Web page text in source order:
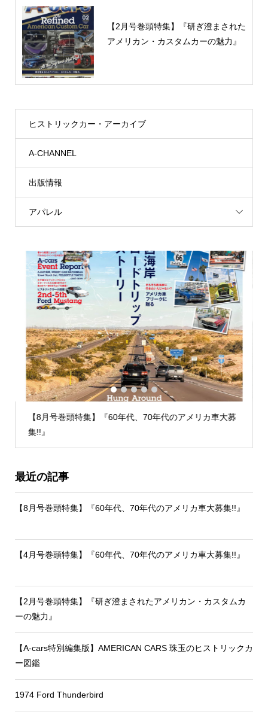
【2月号巻頭特集】『研ぎ澄まされた
アメリカン・カスタムカーの魅力』
ヒストリックカー・アーカイブ
A-CHANNEL
出版情報
アパレル
【4月号巻頭特集】『60年代、70年代のアメリカ車大募
集!!』
1 2 3 4 5
最近の記事
【8月号巻頭特集】『60年代、70年代のアメリカ車大募集!!』
【4月号巻頭特集】『60年代、70年代のアメリカ車大募集!!』
【2月号巻頭特集】『研ぎ澄まされたアメリカン・カスタムカ
ーの魅力』
【A-cars特別編集版】AMERICAN CARS 珠玉のヒストリックカ
ー図鑑
1974 Ford Thunderbird